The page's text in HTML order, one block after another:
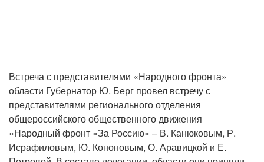
Встреча с представителями «Народного фронта»
области Губернатор Ю. Берг провел встречу с
представителями регионального отделения
общероссийского общественного движения
«Народный фронт «За Россию» – В. Канюковым, Р.
Исрафиловым, Ю. Кононовым, О. Аравицкой и Е.